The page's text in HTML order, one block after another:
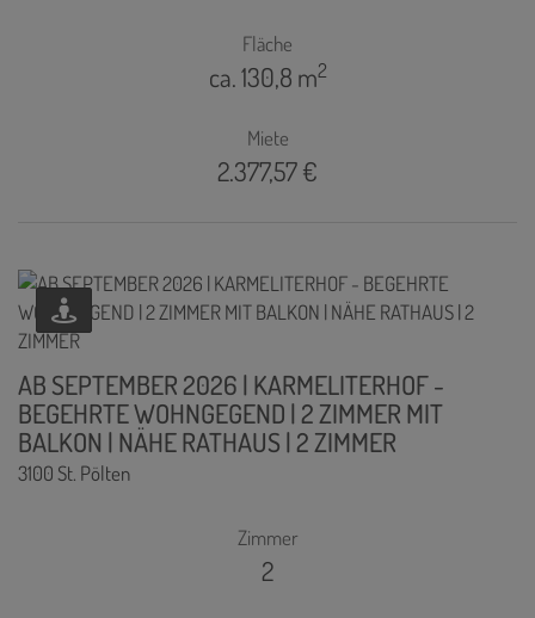
Fläche
ca. 130,8 m2
Miete
2.377,57 €
AB SEPTEMBER 2026 | KARMELITERHOF -
BEGEHRTE WOHNGEGEND | 2 ZIMMER MIT
BALKON | NÄHE RATHAUS | 2 ZIMMER
3100 St. Pölten
Zimmer
2